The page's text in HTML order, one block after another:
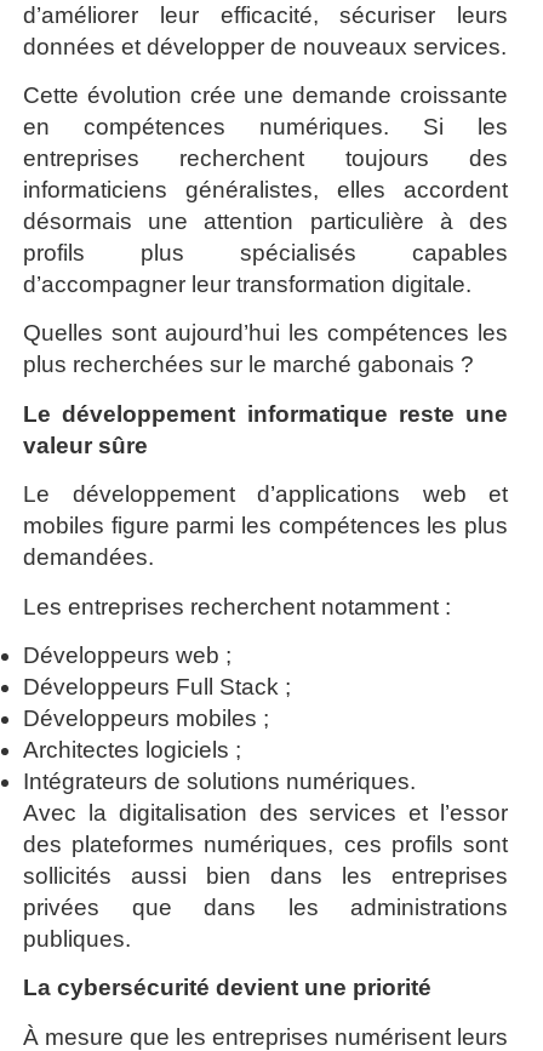
d’améliorer leur efficacité, sécuriser leurs
données et développer de nouveaux services.
Cette évolution crée une demande croissante
en compétences numériques. Si les
entreprises recherchent toujours des
informaticiens généralistes, elles accordent
désormais une attention particulière à des
profils plus spécialisés capables
d’accompagner leur transformation digitale.
Quelles sont aujourd’hui les compétences les
plus recherchées sur le marché gabonais ?
Le développement informatique reste une
valeur sûre
Le développement d’applications web et
mobiles figure parmi les compétences les plus
demandées.
Les entreprises recherchent notamment :
Développeurs web ;
Développeurs Full Stack ;
Développeurs mobiles ;
Architectes logiciels ;
Intégrateurs de solutions numériques.
Avec la digitalisation des services et l’essor
des plateformes numériques, ces profils sont
sollicités aussi bien dans les entreprises
privées que dans les administrations
publiques.
La cybersécurité devient une priorité
À mesure que les entreprises numérisent leurs